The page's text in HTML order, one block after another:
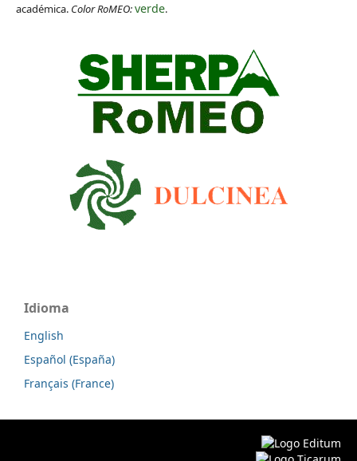
académica. Color RoMEO:verde.
Idioma
English
Español (España)
Français (France)